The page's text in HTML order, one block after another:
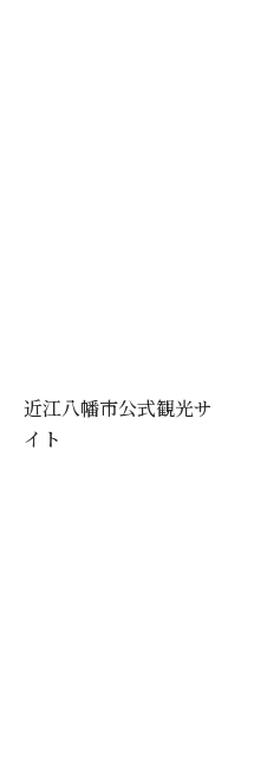
近江八幡市公式観光サ
イト